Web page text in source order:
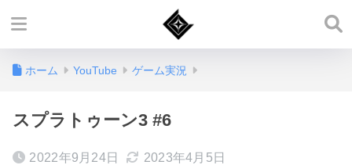
ホーム YouTube ゲーム実況
スプラトゥーン3 #6
2022年9月24日 2023年4月5日